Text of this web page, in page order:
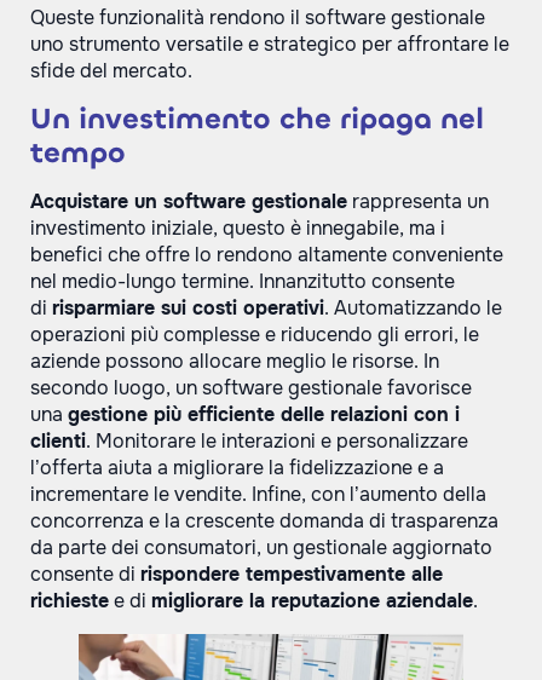
Queste funzionalità rendono il software gestionale
uno strumento versatile e strategico per affrontare le
sfide del mercato.
Un investimento che ripaga nel
tempo
Acquistare un software gestionale rappresenta un
investimento iniziale, questo è innegabile, ma i
benefici che offre lo rendono altamente conveniente
nel medio-lungo termine. Innanzitutto consente
di risparmiare sui costi operativi. Automatizzando le
operazioni più complesse e riducendo gli errori, le
aziende possono allocare meglio le risorse. In
secondo luogo, un software gestionale favorisce
una gestione più efficiente delle relazioni con i
clienti. Monitorare le interazioni e personalizzare
l’offerta aiuta a migliorare la fidelizzazione e a
incrementare le vendite. Infine, con l’aumento della
concorrenza e la crescente domanda di trasparenza
da parte dei consumatori, un gestionale aggiornato
consente di rispondere tempestivamente alle
richiestee di migliorare la reputazione aziendale.